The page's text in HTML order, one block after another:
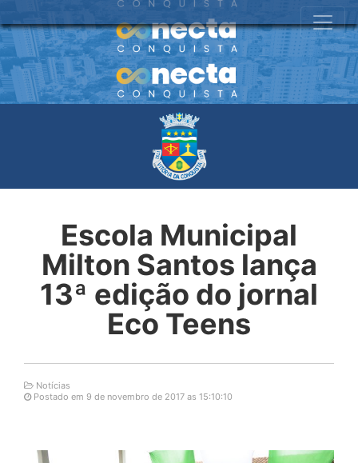
Escola Municipal
Milton Santos lança
13ª edição do jornal
Eco Teens
Notícias
Postado em 9 de novembro de 2017 as 15:10:10